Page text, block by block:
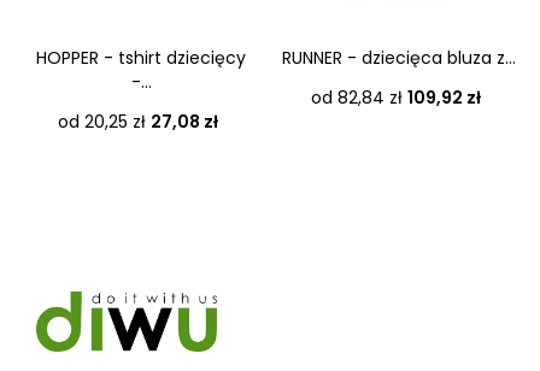
HOPPER - tshirt dziecięcy
-...
od 20,25 zł Cena
27,08 zł
RUNNER - dziecięca bluza z...
od 82,84 zł Cena
109,92 zł